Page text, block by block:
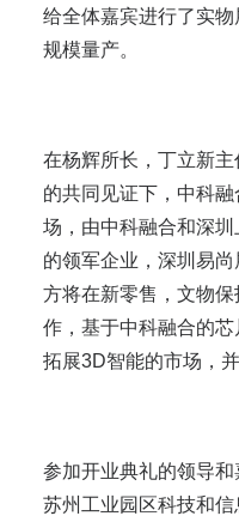
给全体嘉宾进行了实
规模量产。
在杨辉所长，丁立新
的共同见证下，中科
场，由中科融合和深
的领军企业，深圳易
方将在新零售，文物
作，基于中科融合的
拓展3D智能的市场，
参加开业典礼的领导和
苏州工业园区科技和信